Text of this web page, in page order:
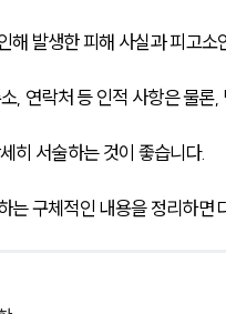
해 발생한 피해 사실과 피고
, 연락처 등 인적 사항은 물론
히 서술하는 것이 좋습니다.
는 구체적인 내용을 정리하면